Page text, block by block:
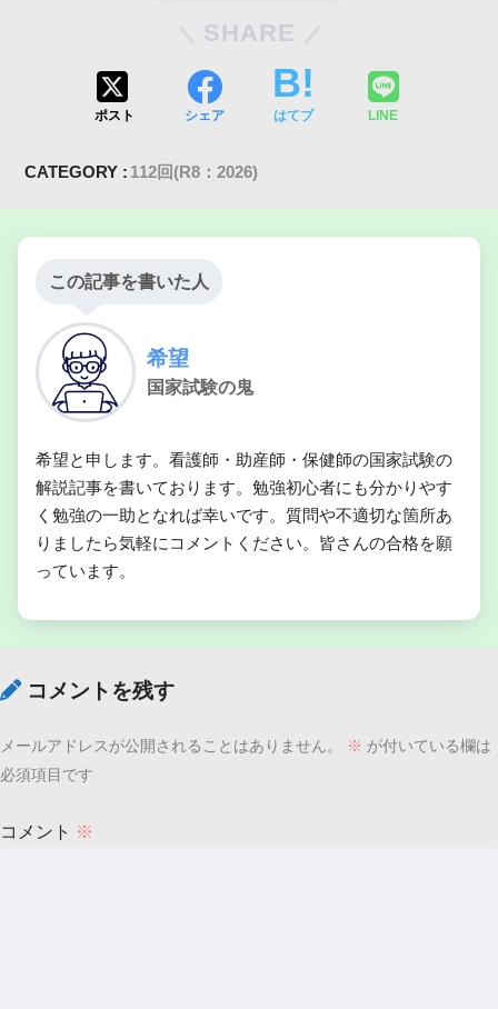
SHARE
ポスト シェア はてブ LINE
CATEGORY : 112回(R8：2026)
この記事を書いた人
希望
国家試験の鬼
希望と申します。看護師・助産師・保健師の国家試験の
解説記事を書いております。勉強初心者にも分かりやす
く勉強の一助となれば幸いです。質問や不適切な箇所あ
りましたら気軽にコメントください。皆さんの合格を願
っています。
コメントを残す
メールアドレスが公開されることはありません。 ※ が付いている欄は
必須項目です
コメント ※